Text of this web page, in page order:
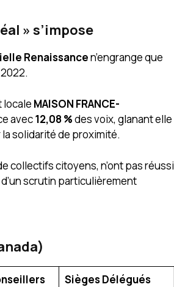
» s’impose
Renaissancen’engrange que
locale MAISON FRANCE-
avec12,08 %des voix, glanant elle
solidarité de proximité.
collectifs citoyens, n’ont pas réussi
scrutin particulièrement
Sièges Délégués